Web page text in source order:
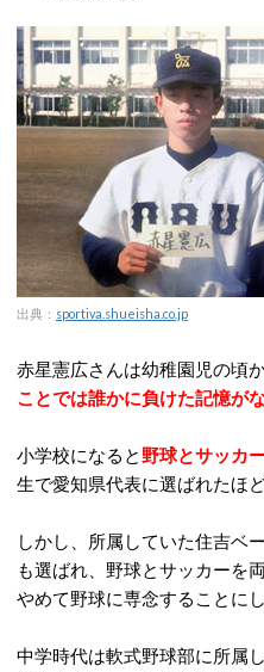
出典： sportiva.shueisha.co.jp
赤星憲広さんは幼稚園児の頃
ことでは誰かに負けた記憶が
小学校になると 野球とサッカ
生で愛知県代表に選ばれたほ
しかし、所属していた住吉ベ
も選ばれ、野球とサッカーを
やめて野球に専念することにし
中学時代は軟式野球部に所属